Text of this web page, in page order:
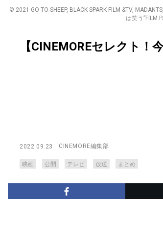
©︎ 2021 GO TO SHEEP, BLACK SPARK FILM &TV,
は笑う”FILM
【CINEMOREセレクト
2022.09.23 CINEMORE編集部
映画 公開 テレビ 放送 まとめ